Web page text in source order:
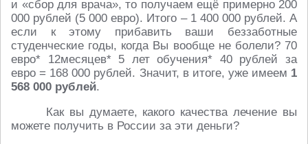
и «сбор для врача», то получаем ещё примерно 200
000 рублей (5 000 евро). Итого – 1 400 000 рублей. А
если к этому прибавить ваши беззаботные
студенческие годы, когда Вы вообще не болели? 70
евро* 12месяцев* 5 лет обучения* 40 рублей за
евро = 168 000 рублей. Значит, в итоге, уже имеем 1
568 000 рублей.
Как вы думаете, какого качества лечение вы
можете получить в России за эти деньги?